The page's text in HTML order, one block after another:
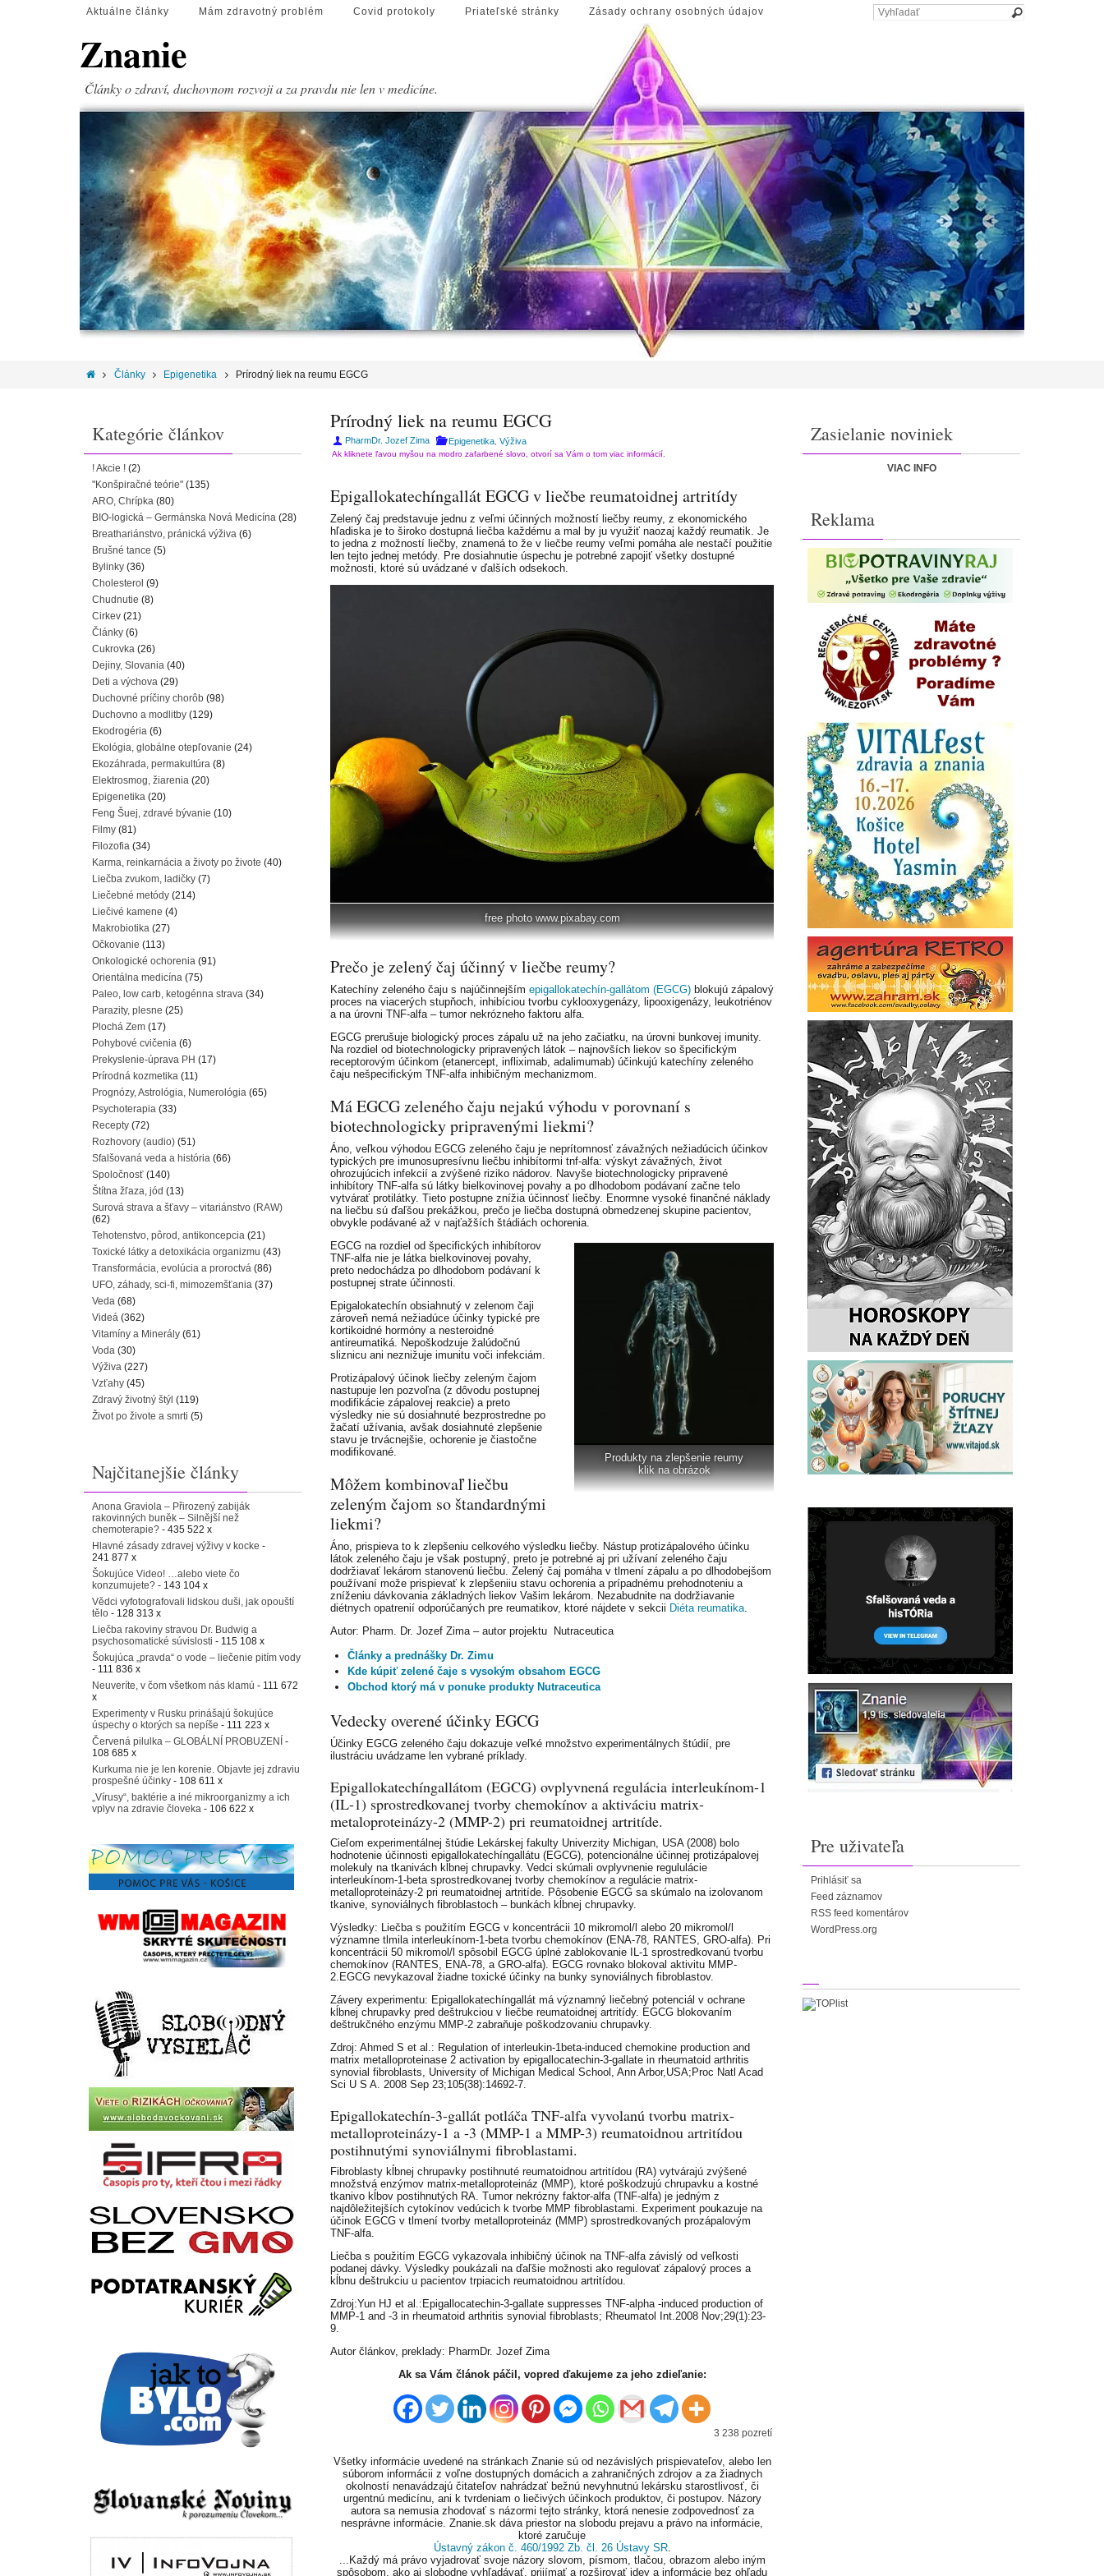
Aktuálne články Mám zdravotný problém Covid protokoly Priateľské stránky Zásady ochrany osobných údajov
Znanie
Články o zdraví, duchovnom rozvoji a za pravdu nie len v medicíne.
Články Epigenetika Prírodný liek na reumu EGCG
Prírodný liek na reumu EGCG
PharmDr. Jozef Zima Epigenetika, Výživa
Ak kliknete ľavou myšou na modro zafarbené slovo, otvorí sa Vám o tom viac informácií.
Epigallokatechíngallát EGCG v liečbe reumatoidnej artritídy
Zelený čaj predstavuje jednu z veľmi účinných možností liečby reumy, z ekonomického
hľadiska je to široko dostupná liečba každému a mal by ju využiť naozaj každý reumatik. Je
to jedna z možností liečby, znamená to že v liečbe reumy veľmi pomáha ale nestačí použitie
len tejto jednej metódy. Pre dosiahnutie úspechu je potrebné zapojiť všetky dostupné
možnosti, ktoré sú uvádzané v ďalších odsekoch.
free photo www.pixabay.com
Prečo je zelený čaj účinný v liečbe reumy?
Katechíny zeleného čaju s najúčinnejším epigallokatechín-gallátom (EGCG) blokujú zápalový
proces na viacerých stupňoch, inhibíciou tvorbu cyklooxygenázy, lipooxigenázy, leukotriénov
a na úrovni TNF-alfa – tumor nekrózneho faktoru alfa.
EGCG prerušuje biologický proces zápalu už na jeho začiatku, na úrovni bunkovej imunity.
Na rozdiel od biotechnologicky pripravených látok – najnovších liekov so špecifickým
receptorovým účinkom (etanercept, infliximab, adalimumab) účinkujú katechíny zeleného
čaju nešpecifickým TNF-alfa inhibičným mechanizmom.
Má EGCG zeleného čaju nejakú výhodu v porovnaní s
biotechnologicky pripravenými liekmi?
Áno, veľkou výhodou EGCG zeleného čaju je neprítomnosť závažných nežiadúcich účinkov
typických pre imunosupresívnu liečbu inhibítormi tnf-alfa: výskyt závažných, život
ohrozujúcich infekcií a zvýšené riziko nádorov. Navyše biotechnologicky pripravené
inhibítory TNF-alfa sú látky bielkovinovej povahy a po dlhodobom podávaní začne telo
vytvárať protilátky. Tieto postupne znížia účinnosť liečby. Enormne vysoké finančné náklady
na liečbu sú ďaľšou prekážkou, prečo je liečba dostupná obmedzenej skupine pacientov,
obvykle podávané až v najťažších štádiách ochorenia.
Produkty na zlepšenie reumy
klik na obrázok
EGCG na rozdiel od špecifických inhibítorov
TNF-alfa nie je látka bielkovinovej povahy,
preto nedochádza po dlhodobom podávaní k
postupnej strate účinnosti.
Epigalokatechín obsiahnutý v zelenom čaji
zároveň nemá nežiadúce účinky typické pre
kortikoidné hormóny a nesteroidné
antireumatiká. Nepoškodzuje žalúdočnú
sliznicu ani neznižuje imunitu voči infekciám.
Protizápalový účinok liečby zeleným čajom
nastupuje len pozvoľna (z dôvodu postupnej
modifikácie zápalovej reakcie) a preto
výsledky nie sú dosiahnuté bezprostredne po
žačatí užívania, avšak dosiahnuté zlepšenie
stavu je trvácnejšie, ochorenie je čiastočne
modifikované.
Môžem kombinovaľ liečbu
zeleným čajom so štandardnými
liekmi?
Áno, prispieva to k zlepšeniu celkového výsledku liečby. Nástup protizápalového účinku
látok zeleného čaju je však postupný, preto je potrebné aj pri užívaní zeleného čaju
dodržiavať lekárom stanovenú liečbu. Zelený čaj pomáha v tlmení zápalu a po dlhodobejšom
používaní može prispievať k zlepšeniiu stavu ochorenia a prípadnému prehodnoteniu a
zníženiu dávkovania základných liekov Vašim lekárom. Nezabudnite na dodržiavanie
diétnych opatrenií odporúčaných pre reumatikov, ktoré nájdete v sekcii Diéta reumatika.
Autor: Pharm. Dr. Jozef Zima – autor projektu Nutraceutica
Články a prednášky Dr. Zimu
Kde kúpiť zelené čaje s vysokým obsahom EGCG
Obchod ktorý má v ponuke produkty Nutraceutica
Vedecky overené účinky EGCG
Účinky EGCG zeleného čaju dokazuje veľké množstvo experimentálnych štúdií, pre
ilustráciu uvádzame len vybrané príklady.
Epigallokatechíngallátom (EGCG) ovplyvnená regulácia interleukínom-1
(IL-1) sprostredkovanej tvorby chemokínov a aktiváciu matrix-
metaloproteinázy-2 (MMP-2) pri reumatoidnej artritíde.
Cieľom experimentálnej štúdie Lekárskej fakulty Univerzity Michigan, USA (2008) bolo
hodnotenie účinnosti epigallokatechíngallátu (EGCG), potencionálne účinnej protizápalovej
molekuly na tkanivách kĺbnej chrupavky. Vedci skúmali ovplyvnenie regululácie
interleukínom-1-beta sprostredkovanej tvorby chemokínov a regulácie matrix-
metalloproteinázy-2 pri reumatoidnej artritíde. Pôsobenie EGCG sa skúmalo na izolovanom
tkanive, synoviálnych fibroblastoch – bunkách kĺbnej chrupavky.
Výsledky: Liečba s použitím EGCG v koncentrácii 10 mikromol/l alebo 20 mikromol/l
významne tlmila interleukínom-1-beta tvorbu chemokínov (ENA-78, RANTES, GRO-alfa). Pri
koncentrácii 50 mikromol/l spôsobil EGCG úplné zablokovanie IL-1 sprostredkovanú tvorbu
chemokínov (RANTES, ENA-78, a GRO-alfa). EGCG rovnako blokoval aktivitu MMP-
2.EGCG nevykazoval žiadne toxické účinky na bunky synoviálnych fibroblastov.
Závery experimentu: Epigallokatechíngallát má významný liečebný potenciál v ochrane
kĺbnej chrupavky pred deštrukciou v liečbe reumatoidnej artritídy. EGCG blokovaním
deštrukčného enzýmu MMP-2 zabraňuje poškodzovaniu chrupavky.
Zdroj: Ahmed S et al.: Regulation of interleukin-1beta-induced chemokine production and
matrix metalloproteinase 2 activation by epigallocatechin-3-gallate in rheumatoid arthritis
synovial fibroblasts, University of Michigan Medical School, Ann Arbor,USA;Proc Natl Acad
Sci U S A. 2008 Sep 23;105(38):14692-7.
Epigallokatechín-3-gallát potláča TNF-alfa vyvolanú tvorbu matrix-
metalloproteinázy-1 a -3 (MMP-1 a MMP-3) reumatoidnou artritídou
postihnutými synoviálnymi fibroblastami.
Fibroblasty kĺbnej chrupavky postihnuté reumatoidnou artritídou (RA) vytvárajú zvýšené
množstvá enzýmov matrix-metalloproteináz (MMP), ktoré poškodzujú chrupavku a kostné
tkanivo kĺbov postihnutých RA. Tumor nekrózny faktor-alfa (TNF-alfa) je jedným z
najdôležitejších cytokínov vedúcich k tvorbe MMP fibroblastami. Experiment poukazuje na
účinok EGCG v tlmení tvorby metalloproteináz (MMP) sprostredkovaných prozápalovým
TNF-alfa.
Liečba s použitím EGCG vykazovala inhibičný účinok na TNF-alfa závislý od veľkosti
podanej dávky. Výsledky poukázali na ďaľšie možnosti ako regulovať zápalový proces a
kĺbnu deštrukciu u pacientov trpiacich reumatoidnou artritídou.
Zdroj:Yun HJ et al.:Epigallocatechin-3-gallate suppresses TNF-alpha -induced production of
MMP-1 and -3 in rheumatoid arthritis synovial fibroblasts; Rheumatol Int.2008 Nov;29(1):23-
9.
Autor článkov, preklady: PharmDr. Jozef Zima
Ak sa Vám článok páčil, vopred ďakujeme za jeho zdieľanie:
3 238 pozretí
Všetky informácie uvedené na stránkach Znanie sú od nezávislých prispievateľov, alebo len
súborom informácii z voľne dostupných domácich a zahraničných zdrojov a za žiadnych
okolností nenavádzajú čitateľov nahrádzať bežnú nevyhnutnú lekársku starostlivosť, či
urgentnú medicínu, ani k tvrdeniam o liečivých účinkoch produktov, či postupov. Názory
autora sa nemusia zhodovať s názormi tejto stránky, ktorá nenesie zodpovednosť za
nesprávne informácie. Znanie.sk dáva priestor na slobodu prejavu a právo na informácie,
ktoré zaručuje
Ústavný zákon č. 460/1992 Zb. čl. 26 Ústavy SR.
...Každý má právo vyjadrovať svoje názory slovom, písmom, tlačou, obrazom alebo iným
spôsobom, ako aj slobodne vyhľadávať, prijímať a rozširovať idey a informácie bez ohľadu
Kategórie článkov
! Akcie ! (2)
"Konšpiračné teórie" (135)
ARO, Chrípka (80)
BIO-logická – Germánska Nová Medicína (28)
Breathariánstvo, pránická výživa (6)
Brušné tance (5)
Bylinky (36)
Cholesterol (9)
Chudnutie (8)
Cirkev (21)
Články (6)
Cukrovka (26)
Dejiny, Slovania (40)
Deti a výchova (29)
Duchovné príčiny chorôb (98)
Duchovno a modlitby (129)
Ekodrogéria (6)
Ekológia, globálne otepľovanie (24)
Ekozáhrada, permakultúra (8)
Elektrosmog, žiarenia (20)
Epigenetika (20)
Feng Šuej, zdravé bývanie (10)
Filmy (81)
Filozofia (34)
Karma, reinkarnácia a životy po živote (40)
Liečba zvukom, ladičky (7)
Liečebné metódy (214)
Liečivé kamene (4)
Makrobiotika (27)
Očkovanie (113)
Onkologické ochorenia (91)
Orientálna medicína (75)
Paleo, low carb, ketogénna strava (34)
Parazity, plesne (25)
Plochá Zem (17)
Pohybové cvičenia (6)
Prekyslenie-úprava PH (17)
Prírodná kozmetika (11)
Prognózy, Astrológia, Numerológia (65)
Psychoterapia (33)
Recepty (72)
Rozhovory (audio) (51)
Sfalšovaná veda a história (66)
Spoločnosť (140)
Štítna žľaza, jód (13)
Surová strava a šťavy – vitariánstvo (RAW)
(62)
Tehotenstvo, pôrod, antikoncepcia (21)
Toxické látky a detoxikácia organizmu (43)
Transformácia, evolúcia a proroctvá (86)
UFO, záhady, sci-fi, mimozemšťania (37)
Veda (68)
Videá (362)
Vitamíny a Minerály (61)
Voda (30)
Výživa (227)
Vzťahy (45)
Zdravý životný štýl (119)
Život po živote a smrti (5)
Najčitanejšie články
Anona Graviola – Přirozený zabiják
rakovinných buněk – Silnější než
chemoterapie? - 435 522 x
Hlavné zásady zdravej výživy v kocke -
241 877 x
Šokujúce Video! …alebo viete čo
konzumujete? - 143 104 x
Vědci vyfotografovali lidskou duši, jak opouští
tělo - 128 313 x
Liečba rakoviny stravou Dr. Budwig a
psychosomatické súvislosti - 115 108 x
Šokujúca „pravda“ o vode – liečenie pitím vody
- 111 836 x
Neuveríte, v čom všetkom nás klamú - 111 672
x
Experimenty v Rusku prinášajú šokujúce
úspechy o ktorých sa nepíše - 111 223 x
Červená pilulka – GLOBÁLNÍ PROBUZENÍ -
108 685 x
Kurkuma nie je len korenie. Objavte jej zdraviu
prospešné účinky - 108 611 x
„Vírusy“, baktérie a iné mikroorganizmy a ich
vplyv na zdravie človeka - 106 622 x
Zasielanie noviniek
VIAC INFO
Reklama
Pre uživateľa
Prihlásiť sa
Feed záznamov
RSS feed komentárov
WordPress.org